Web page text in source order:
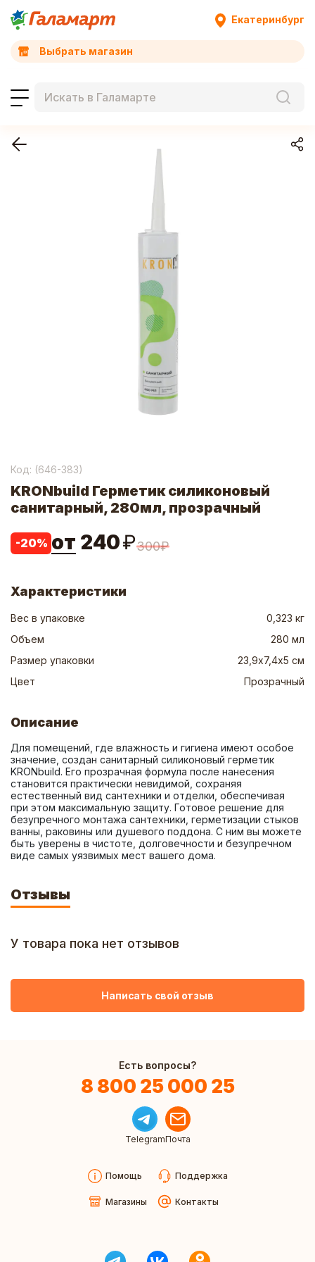
Екатеринбург
Выбрать магазин
Код: (646-383)
KRONbuild Герметик силиконовый
санитарный, 280мл, прозрачный
-20% от 240₽300₽
Характеристики
Вес в упаковке
0,323 кг
Объем
280 мл
Размер упаковки
23,9х7,4х5 см
Цвет
Прозрачный
Описание
Для помещений, где влажность и гигиена имеют особое
значение, создан санитарный силиконовый герметик
KRONbuild. Его прозрачная формула после нанесения
становится практически невидимой, сохраняя
естественный вид сантехники и отделки, обеспечивая
при этом максимальную защиту. Готовое решение для
безупречного монтажа сантехники, герметизации стыков
ванны, раковины или душевого поддона. С ним вы можете
быть уверены в чистоте, долговечности и безупречном
виде самых уязвимых мест вашего дома.
Отзывы
У товара пока нет отзывов
Написать свой отзыв
Есть вопросы?
8 800 25 000 25
TelegramПочта
Помощь Поддержка
Магазины Контакты